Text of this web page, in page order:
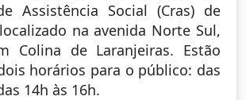
Assistência Social (Cras) de
na avenida Norte Sul,
Colina de Laranjeiras. Estão
horários para o público: das
14h às 16h.